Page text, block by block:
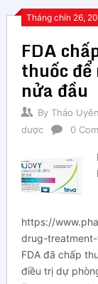
Tháng chín 26,
FDA
thuốc
nửa đầu
By Thảo Uyên
dược
0
https://
drug-
FDA đã chấp
điều trị dự